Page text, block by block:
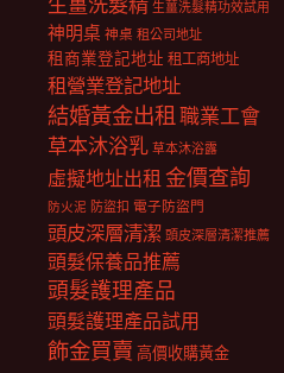
生薑洗髮精功效試用
神明桌 神桌 租公司地址
租商業登記地址 租工商地址
租營業登記地址
結婚黃金出租職業工會
草本沐浴乳 草本沐浴露
虛擬地址出租 金價查詢
防火泥 防盜扣 電子防盜門
頭皮深層清潔 頭皮深層清潔推薦
頭髮保養品推薦
頭髮護理產品
頭髮護理產品試用
飾金買賣 高價收購黃金